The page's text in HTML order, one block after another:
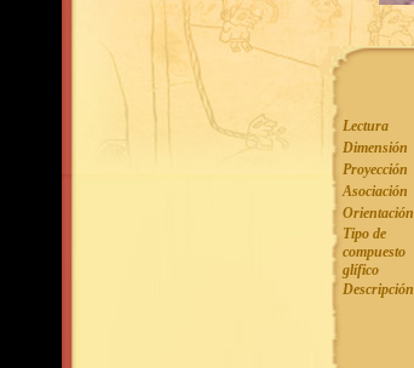
Lectura
Dimensión
Proyección
Asociación
Orientación
Tipo de
compuesto
glífico
Descripción